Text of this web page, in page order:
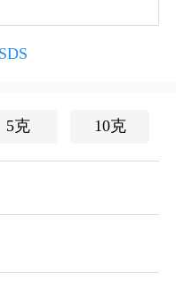
5克 10克